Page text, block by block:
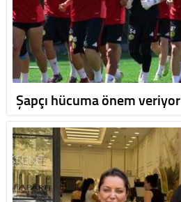
Şapçı hücuma önem veriyor